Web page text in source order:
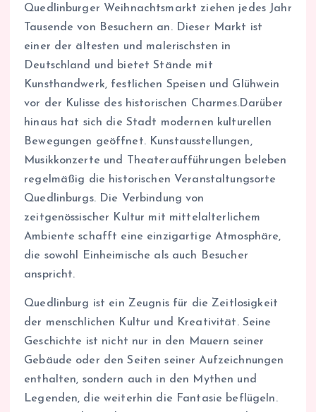
Quedlinburger Weihnachtsmarkt ziehen jedes Jahr
Tausende von Besuchern an. Dieser Markt ist
einer der ältesten und malerischsten in
Deutschland und bietet Stände mit
Kunsthandwerk, festlichen Speisen und Glühwein
vor der Kulisse des historischen Charmes.Darüber
hinaus hat sich die Stadt modernen kulturellen
Bewegungen geöffnet. Kunstausstellungen,
Musikkonzerte und Theateraufführungen beleben
regelmäßig die historischen Veranstaltungsorte
Quedlinburgs. Die Verbindung von
zeitgenössischer Kultur mit mittelalterlichem
Ambiente schafft eine einzigartige Atmosphäre,
die sowohl Einheimische als auch Besucher
anspricht.
Quedlinburg ist ein Zeugnis für die Zeitlosigkeit
der menschlichen Kultur und Kreativität. Seine
Geschichte ist nicht nur in den Mauern seiner
Gebäude oder den Seiten seiner Aufzeichnungen
enthalten, sondern auch in den Mythen und
Legenden, die weiterhin die Fantasie beflügeln.